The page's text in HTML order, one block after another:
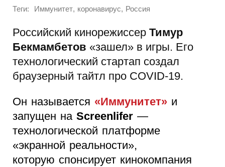
Теги: Иммунитет, коронавирус, Россия
Российский кинорежиссер Тимур
Бекмамбетов «зашел» в игры. Его
технологический стартап создал
браузерный тайтл про COVID-19.
Он называется «Иммунитет» и
запущен на Screenlifer —
технологической платформе
«экранной реальности»,
которую спонсирует кинокомпания